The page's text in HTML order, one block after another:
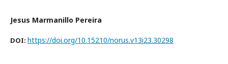
Jesus Marmanillo Pereira
DOI: https://doi.org/10.15210/norus.v13i23.30298